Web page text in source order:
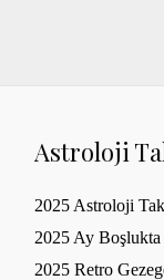
Astroloji
2025 Astroloji
2025 Ay
2025 Retro